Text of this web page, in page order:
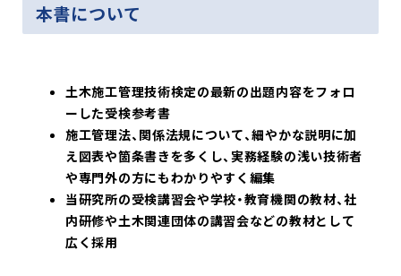
本書について
土木施工管理技術検定の最新の出題内容をフォロ
ーした受検参考書
施工管理法、関係法規について、細やかな説明に加
え図表や箇条書きを多くし、実務経験の浅い技術者
や専門外の方にもわかりやすく編集
当研究所の受検講習会や学校・教育機関の教材、社
内研修や土木関連団体の講習会などの教材として
広く採用